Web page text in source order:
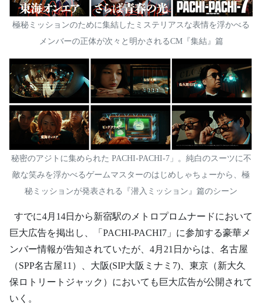
極秘ミッションのために集結したミステリアスな表情を浮かべる
メンバーの正体が次々と明かされるCM『集結』篇
秘密のアジトに集められた PACHI-PACHI-7」。純白のスーツに不
敵な笑みを浮かべるゲームマスターのはじめしゃちょーから、極
秘ミッションが発表される『潜入ミッション』篇のシーン
すでに4月14日から新宿駅のメトロプロムナードにおいて
巨大広告を掲出し、「PACHI-PACHI7」に参加する豪華メ
ンバー情報が告知されていたが、4月21日からは、名古屋
（SPP名古屋11）、大阪(SIP大阪ミナミ7)、東京（新大久
保ロトリートジャック）においても巨大広告が公開されて
いく。